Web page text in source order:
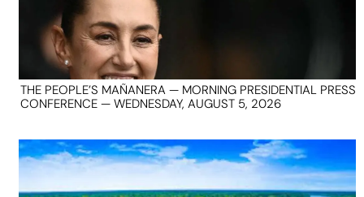
THE PEOPLE’S MAÑANERA — MORNING PRESIDENTIAL PRESS
CONFERENCE — WEDNESDAY, AUGUST 5, 2026